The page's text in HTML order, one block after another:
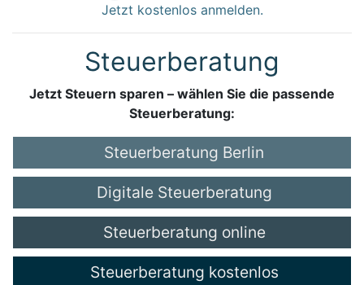
Jetzt kostenlos anmelden.
Steuerberatung
Jetzt Steuern sparen – wählen Sie die passende
Steuerberatung:
Steuerberatung Berlin
Digitale Steuerberatung
Steuerberatung online
Steuerberatung kostenlos